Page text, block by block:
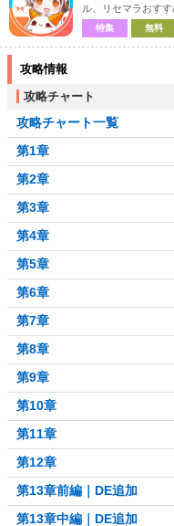
ル、リセマラおすす
特集 無料
攻略情報
攻略チャート
攻略チャート一覧
第1章
第2章
第3章
第4章
第5章
第6章
第7章
第8章
第9章
第10章
第11章
第12章
第13章前編｜DE追加
第13章中編｜DE追加